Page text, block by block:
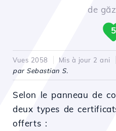
de
5
Vues 2058 Mis à jour 2 ani
par Sebastian S.
Selon le panneau de
deux types de
offerts :